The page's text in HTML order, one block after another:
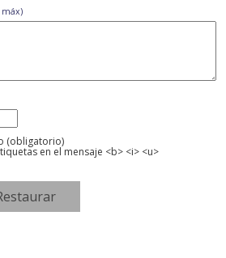
máx)
(obligatorio)
en el mensaje <b> <i> <u>